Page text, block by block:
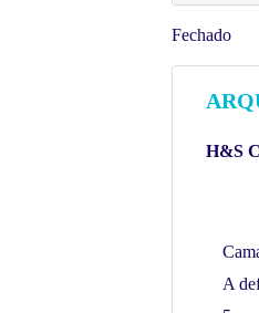
Fechado
H&S
A